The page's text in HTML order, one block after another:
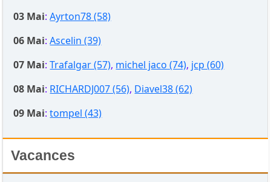
03 Mai:Ayrton78 (58)
06 Mai:Ascelin (39)
07 Mai:Trafalgar (57), michel jaco (74), jcp (60)
08 Mai: RICHARDJ007 (56), Diavel38 (62)
09 Mai:tompel (43)
Vacances